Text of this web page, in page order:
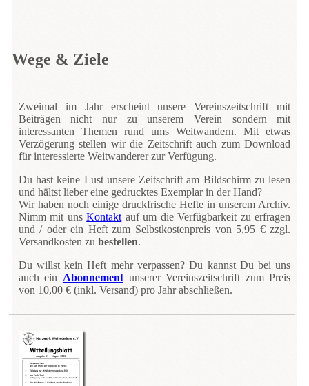
Wege & Ziele
Zweimal im Jahr erscheint unsere Vereinszeitschrift mit
Beiträgen nicht nur zu unserem Verein sondern mit
interessanten Themen rund ums Weitwandern. Mit etwas
Verzögerung stellen wir die Zeitschrift auch zum Download
für interessierte Weitwanderer zur Verfügung.
Du hast keine Lust unsere Zeitschrift am Bildschirm zu lesen
und hältst lieber eine gedrucktes Exemplar in der Hand?
Wir haben noch einige druckfrische Hefte in unserem Archiv.
Nimm mit unsKontakt auf um die Verfügbarkeit zu erfragen
und / oder ein Heft zum Selbstkostenpreis von 5,95 € zzgl.
Versandkosten zu bestellen.
Du willst kein Heft mehr verpassen? Du kannst Du bei uns
auch ein Abonnementunserer Vereinszeitschrift zum Preis
von 10,00 € (inkl. Versand) pro Jahr abschließen.